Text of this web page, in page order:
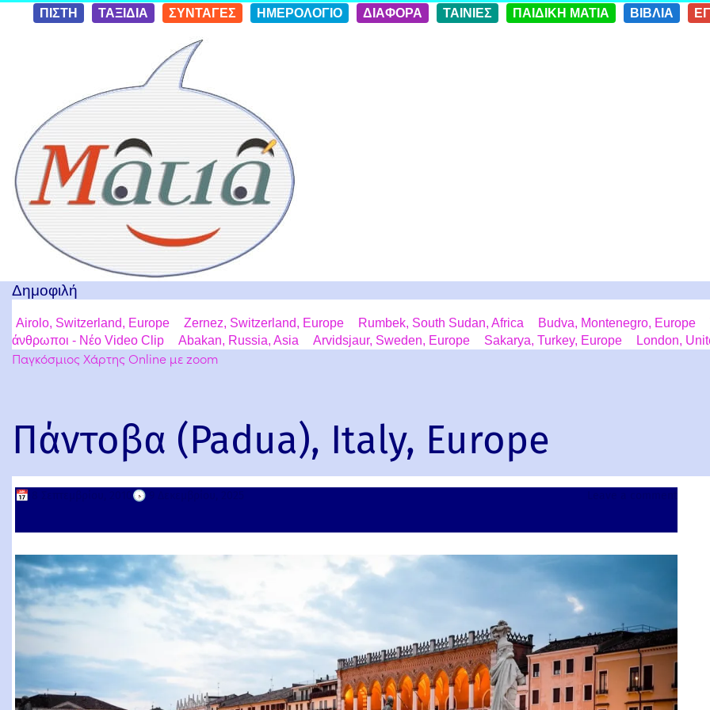
Skip to
conten
ΠΙΣΤΗ ΤΑΞΙΔΙΑ ΣΥΝΤΑΓΕΣ ΗΜΕΡΟΛΟΓΙΟ ΔΙΑΦΟΡΑ ΤΑΙΝΙΕΣ ΠΑΙΔΙΚΗ ΜΑΤΙΑ ΒΙΒΛΙΑ
Δημοφιλή
Airolo, Switzerland, Europe Zernez, Switzerland, Europe Rumbek, South Sudan, Africa Budva, Montenegro, Europe
άνθρωποι - Νέο Video Clip
Abakan, Russia, Asia Arvidsjaur, Sweden, Europe Sakarya, Turkey, Europe London,
Παγκόσμιος Χάρτης Online με zoom
Πάντοβα (Padua), Italy, Europe
📅 🕟